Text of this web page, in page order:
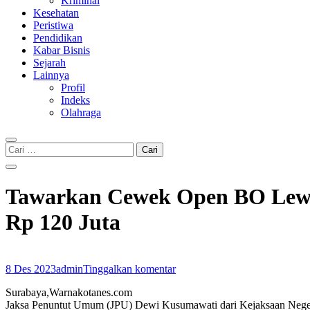
Kesehatan
Peristiwa
Pendidikan
Kabar Bisnis
Sejarah
Lainnya
Profil
Indeks
Olahraga
Cari
untuk:
Tawarkan Cewek Open BO
Rp 120 Juta
8 Des 2023adminTinggalkan komentar
Surabaya,Warnakotanes.com
Jaksa Penuntut Umum (JPU) Dewi Kusumawati dari Kejaksaan